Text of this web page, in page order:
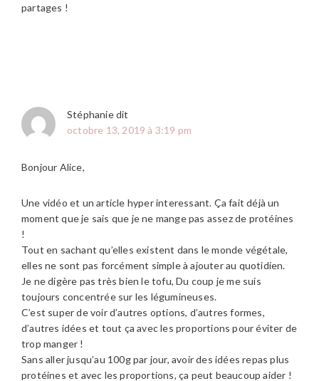
partages !
Stéphaniedit
octobre 13, 2019 à 3:19 pm
Bonjour Alice,
Une vidéo et un article hyper interessant. Ça fait déjà un
moment que je sais que je ne mange pas assez de protéines
!
Tout en sachant qu’elles existent dans le monde végétale,
elles ne sont pas forcément simple à ajouter au quotidien.
Je ne digère pas très bien le tofu, Du coup je me suis
toujours concentrée sur les légumineuses.
C’est super de voir d’autres options, d’autres formes,
d’autres idées et tout ça avec les proportions pour éviter de
trop manger !
Sans aller jusqu’au 100g par jour, avoir des idées repas plus
protéines et avec les proportions, ça peut beaucoup aider !